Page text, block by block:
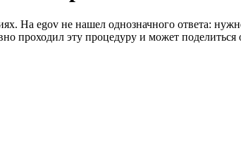
На egov не нашел однозначного ответа:
проходил эту процедуру и может поделиться